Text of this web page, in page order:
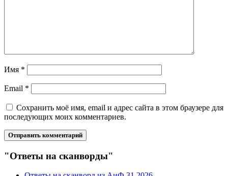
Имя *
Email *
Сохранить моё имя, email и адрес сайта в этом браузере для
последующих моих комментариев.
"Ответы на сканворды"